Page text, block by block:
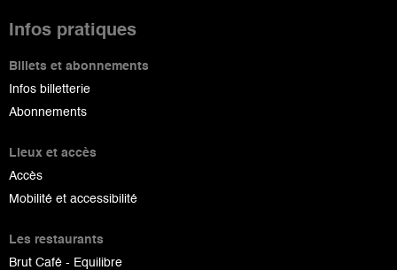
Infos pratiques
Billets et abonnements
Infos billetterie
Abonnements
Lieux et accès
Accès
Mobilité et accessibilité
Les restaurants
Brut Café - Equilibre